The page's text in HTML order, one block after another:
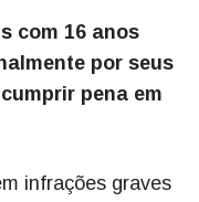
com 16 anos
por seus
pena em
infrações graves